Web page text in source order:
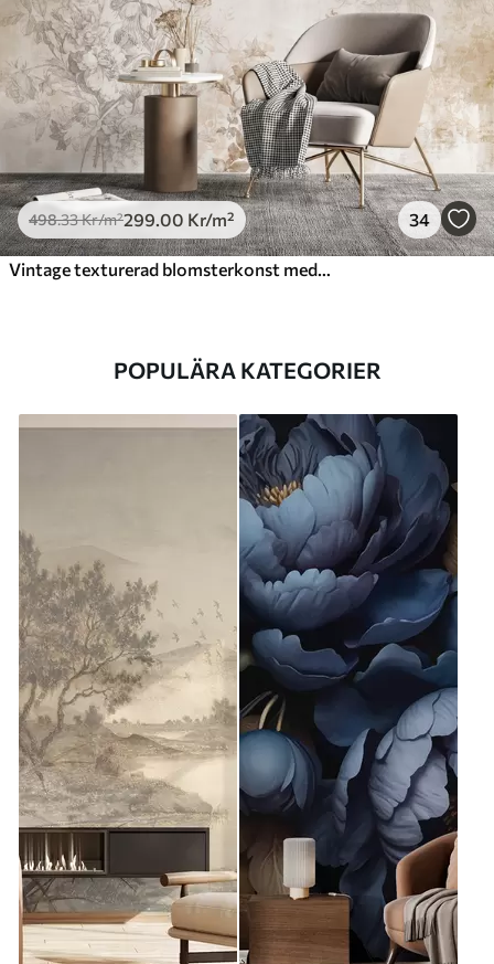
498.33Kr/m²299 .00 Kr/m² 34
POPULÄRA KATEGORIER